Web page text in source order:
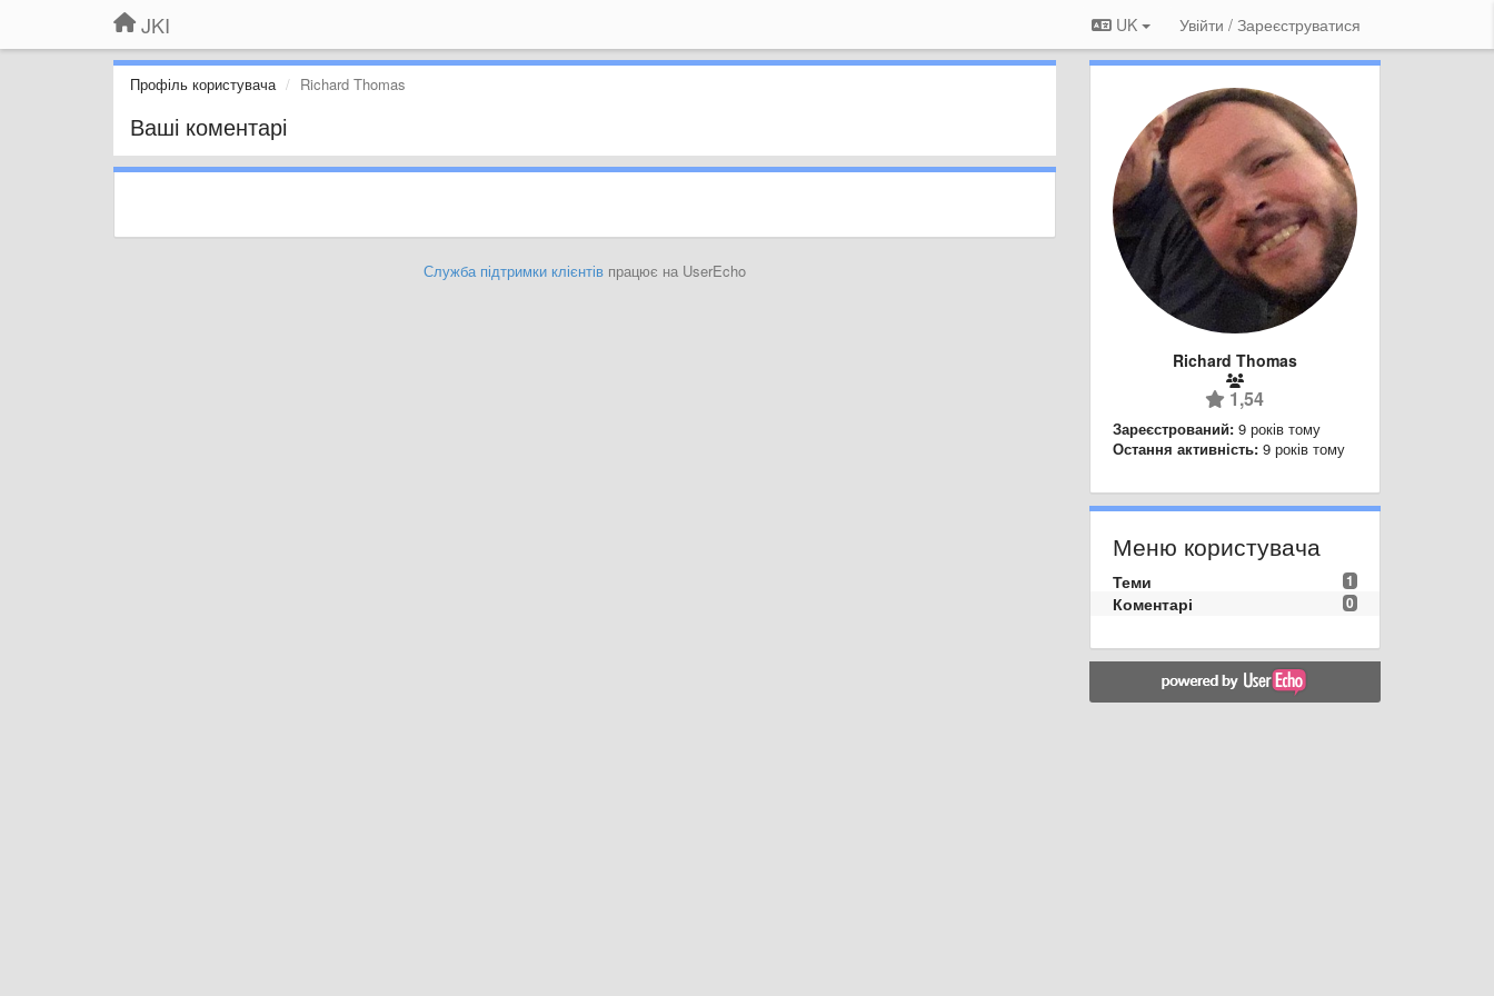
JKI UK Увійти / Зареєструватися
Профіль користувача Richard Thomas
Ваші коментарі
Служба підтримки клієнтівпрацює на UserEcho
Richard Thomas
1,54
Зареєстрований: 9 років тому
Остання активність: 9 років тому
Меню користувача
1
Теми
0
Коментарі